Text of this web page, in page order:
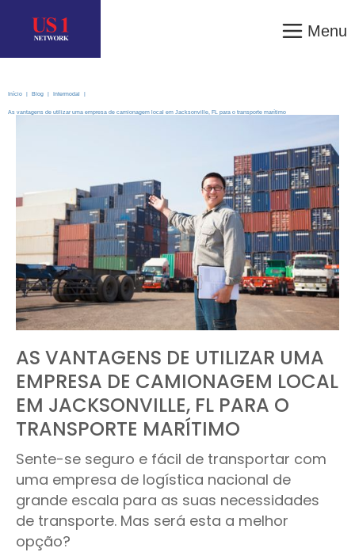
Menu
Início Blog Intermodal
As vantagens de utilizar uma empresa de camionagem local em Jacksonville, FL para o transporte marítimo
AS VANTAGENS DE UTILIZAR UMA
EMPRESA DE CAMIONAGEM LOCAL
EM JACKSONVILLE, FL PARA O
TRANSPORTE MARÍTIMO
Sente-se seguro e fácil de transportar com
uma empresa de logística nacional de
grande escala para as suas necessidades
de transporte. Mas será esta a melhor
opção?